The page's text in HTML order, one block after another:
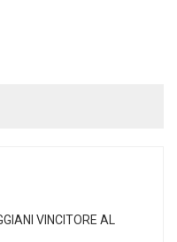
VINCITORE AL